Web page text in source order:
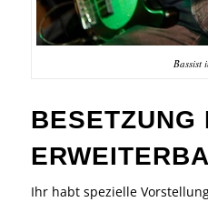
Bassist
BESETZUNG
Ihr habt spezielle